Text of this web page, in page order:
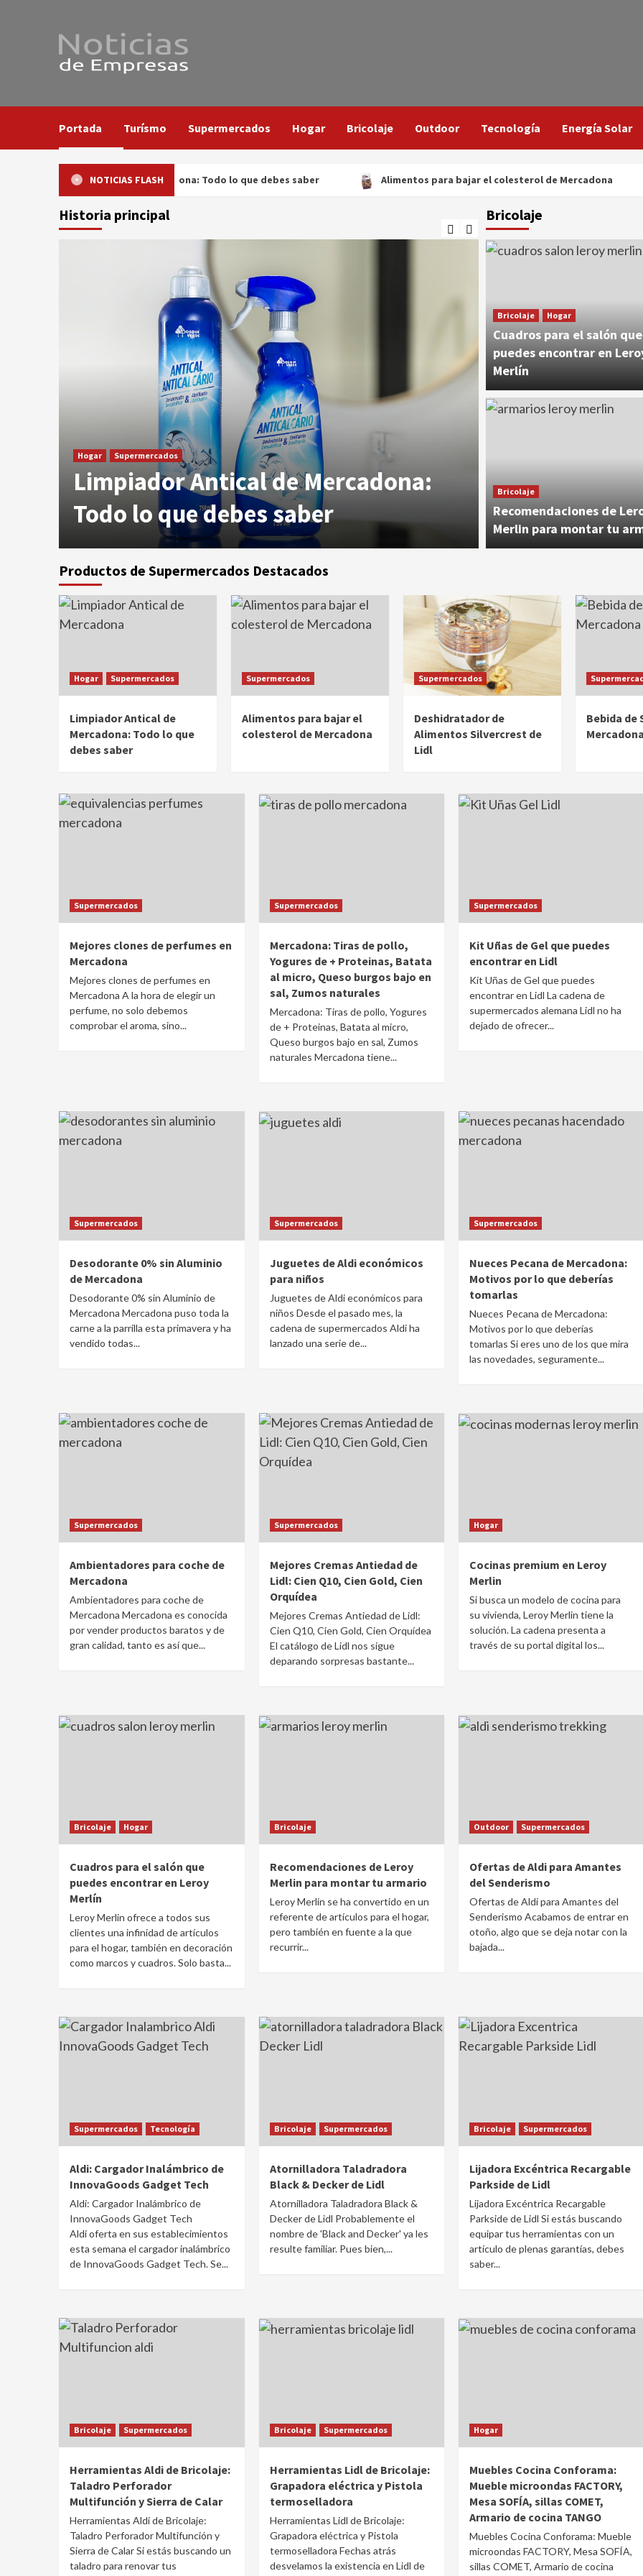
Portada Turísmo Supermercados Hogar Bricolaje Outdoor Tecnología Energía Solar
NOTICIAS FLASH
Limpiador Antical de Mercadona: Todo lo que debes saber Alimentos para bajar el colesterol de Mercadona
Historia principal
Hogar Supermercados
Limpiador Antical de Mercadona:
Todo lo que debes saber
Alimentos
de
Bricolaje
Bricolaje Hogar
Cuadros para el salón que
puedes encontrar en
Merlín
Bricolaje
Recomendaciones de
Merlin para montar tu
Productos de Supermercados Destacados
Hogar Supermercados
Limpiador Antical de
Mercadona: Todo lo que
debes saber
Supermercados
Alimentos para bajar el
colesterol de Mercadona
Supermercados
Deshidratador de
Alimentos Silvercrest de
Lidl
Bebida de
Supermercados
Mejores clones de perfumes en
Mercadona
Mejores clones de perfumes en
Mercadona A la hora de elegir un
perfume, no solo debemos
comprobar el aroma, sino...
Supermercados
Mercadona: Tiras de pollo,
Yogures de + Proteinas, Batata
al micro, Queso burgos bajo en
sal, Zumos naturales
Mercadona: Tiras de pollo, Yogures
de + Proteinas, Batata al micro,
Queso burgos bajo en sal, Zumos
naturales Mercadona tiene...
Supermercados
Kit Uñas de Gel que puedes
encontrar en Lidl
Kit Uñas de Gel que puedes
encontrar en Lidl La cadena de
supermercados alemana Lidl no ha
dejado de ofrecer...
Supermercados
Desodorante 0% sin Aluminio
de Mercadona
Desodorante 0% sin Aluminio de
Mercadona Mercadona puso toda la
carne a la parrilla esta primavera y ha
vendido todas...
Supermercados
Juguetes de Aldi económicos
para niños
Juguetes de Aldi económicos para
niños Desde el pasado mes, la
cadena de supermercados Aldi ha
lanzado una serie de...
Supermercados
Nueces Pecana de Mercadona:
Motivos por lo que deberías
tomarlas
Nueces Pecana de Mercadona:
Motivos por lo que deberías
tomarlas Si eres uno de los que mira
las novedades, seguramente...
Supermercados
Ambientadores para coche de
Mercadona
Ambientadores para coche de
Mercadona Mercadona es conocida
por vender productos baratos y de
gran calidad, tanto es así que...
Supermercados
Mejores Cremas Antiedad de
Lidl: Cien Q10, Cien Gold, Cien
Orquídea
Mejores Cremas Antiedad de Lidl:
Cien Q10, Cien Gold, Cien Orquídea
El catálogo de Lidl nos sigue
deparando sorpresas bastante...
Hogar
Cocinas premium en Leroy
Merlin
Si busca un modelo de cocina para
su vivienda, Leroy Merlin tiene la
solución. La cadena presenta a
través de su portal digital los...
Bricolaje Hogar
Cuadros para el salón que
puedes encontrar en Leroy
Merlín
Leroy Merlin ofrece a todos sus
clientes una infinidad de artículos
para el hogar, también en decoración
como marcos y cuadros. Solo basta...
Bricolaje
Recomendaciones de Leroy
Merlin para montar tu armario
Leroy Merlin se ha convertido en un
referente de artículos para el hogar,
pero también en fuente a la que
recurrir...
Outdoor Supermercados
Ofertas de Aldi para Amantes
del Senderismo
Ofertas de Aldi para Amantes del
Senderismo Acabamos de entrar en
otoño, algo que se deja notar con la
bajada...
Supermercados Tecnología
Aldi: Cargador Inalámbrico de
InnovaGoods Gadget Tech
Aldi: Cargador Inalámbrico de
InnovaGoods Gadget Tech
Aldi oferta en sus establecimientos
esta semana el cargador inalámbrico
de InnovaGoods Gadget Tech. Se...
Bricolaje Supermercados
Atornilladora Taladradora
Black & Decker de Lidl
Atornilladora Taladradora Black &
Decker de Lidl Probablemente el
nombre de 'Black and Decker' ya les
resulte familiar. Pues bien,...
Bricolaje Supermercados
Lijadora Excéntrica Recargable
Parkside de Lidl
Lijadora Excéntrica Recargable
Parkside de Lidl Si estás buscando
equipar tus herramientas con un
artículo de plenas garantías, debes
saber...
Bricolaje Supermercados
Herramientas Aldi de Bricolaje:
Taladro Perforador
Multifunción y Sierra de Calar
Herramientas Aldi de Bricolaje:
Taladro Perforador Multifunción y
Sierra de Calar Si estás buscando un
taladro para renovar tus
Bricolaje Supermercados
Herramientas Lidl de Bricolaje:
Grapadora eléctrica y Pistola
termoselladora
Herramientas Lidl de Bricolaje:
Grapadora eléctrica y Pistola
termoselladora Fechas atrás
desvelamos la existencia en Lidl de
Hogar
Muebles Cocina Conforama:
Mueble microondas FACTORY,
Mesa SOFÍA, sillas COMET,
Armario de cocina TANGO
Muebles Cocina Conforama: Mueble
microondas FACTORY, Mesa SOFÍA,
sillas COMET, Armario de cocina
microondas FACTORY, Mesa SOFÍA,
sillas COMET, Armario de cocina
Muebles Cocina Conforama: Mueble microondas
FACTORY, Mesa SOFÍA, sillas COMET, Armario
de cocina TANGO ¿Buscas renovar tu cocina?
Pues presta especial atención a esta
información. Conforama mantiene...